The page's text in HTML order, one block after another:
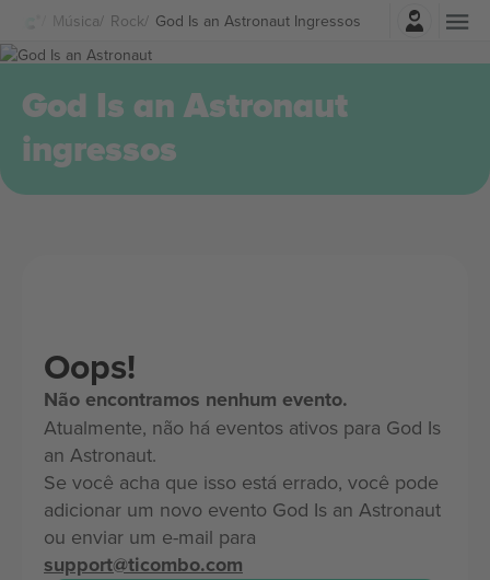
Música Rock God Is an Astronaut Ingressos
Entrar
God Is an Astronaut
ingressos
Oops!
Não encontramos nenhum evento.
Atualmente, não há eventos ativos para God Is
an Astronaut.
Se você acha que isso está errado, você pode
adicionar um novo evento God Is an Astronaut
ou enviar um e-mail para
support@ticombo.com